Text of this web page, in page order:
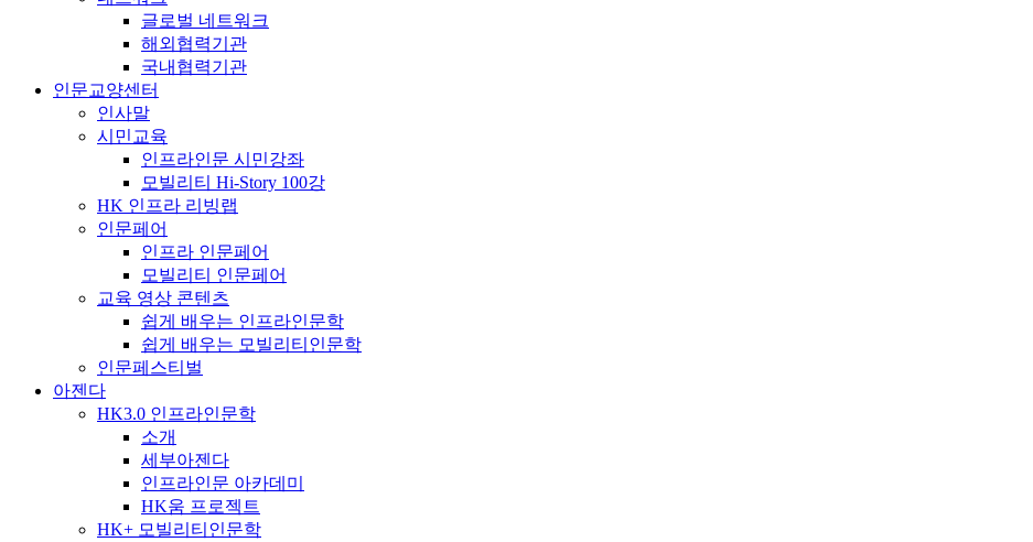
글로벌 네트워크
해외협력기관
국내협력기관
인문교양센터
인사말
시민교육
인프라인문 시민강좌
모빌리티 Hi-Story 100강
HK 인프라 리빙랩
인문페어
인프라 인문페어
모빌리티 인문페어
교육 영상 콘텐츠
쉽게 배우는 인프라인문학
쉽게 배우는 모빌리티인문학
인문페스티벌
아젠다
HK3.0 인프라인문학
소개
세부아젠다
인프라인문 아카데미
HK움 프로젝트
HK+ 모빌리티인문학